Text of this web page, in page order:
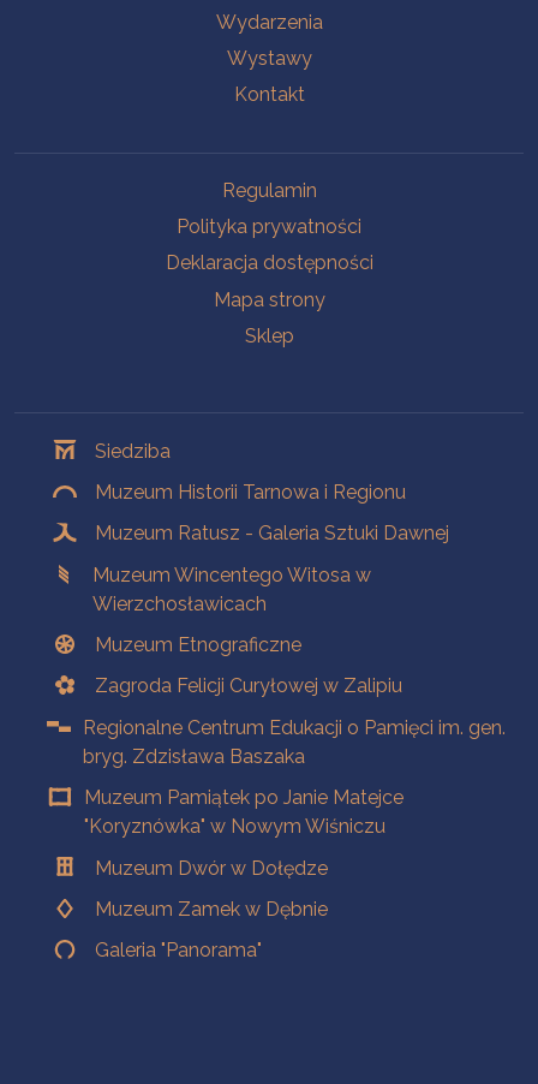
Wydarzenia
Wystawy
Kontakt
Regulamin
Polityka prywatności
Deklaracja dostępności
Mapa strony
Sklep
Siedziba
Muzeum Historii Tarnowa i Regionu
Muzeum Ratusz - Galeria Sztuki Dawnej
Muzeum Wincentego Witosa w
Wierzchosławicach
Muzeum Etnograficzne
Zagroda Felicji Curyłowej w Zalipiu
Regionalne Centrum Edukacji o Pamięci im. gen.
bryg. Zdzisława Baszaka
Muzeum Pamiątek po Janie Matejce
"Koryznówka" w Nowym Wiśniczu
Muzeum Dwór w Dołędze
Muzeum Zamek w Dębnie
Galeria "Panorama"